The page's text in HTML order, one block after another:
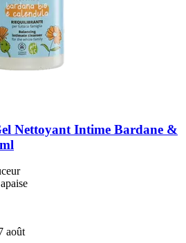
Nettoyant Intime Bardane &
août